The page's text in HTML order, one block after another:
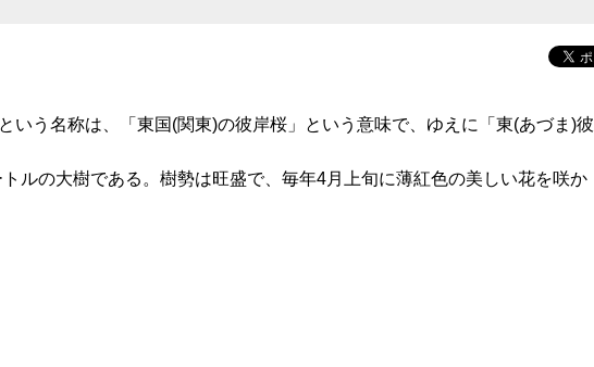
いう名称は、「東国(関東)の彼岸桜」という意味で、ゆえに「東(あづま)彼
ルの大樹である。樹勢は旺盛で、毎年4月上旬に薄紅色の美しい花を咲か